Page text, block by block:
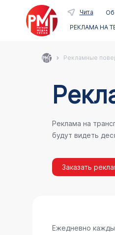
Чита Об
РЕКЛАМА НА
Рекламные
Реклама на
будут видеть
Заказать
Ежедневно